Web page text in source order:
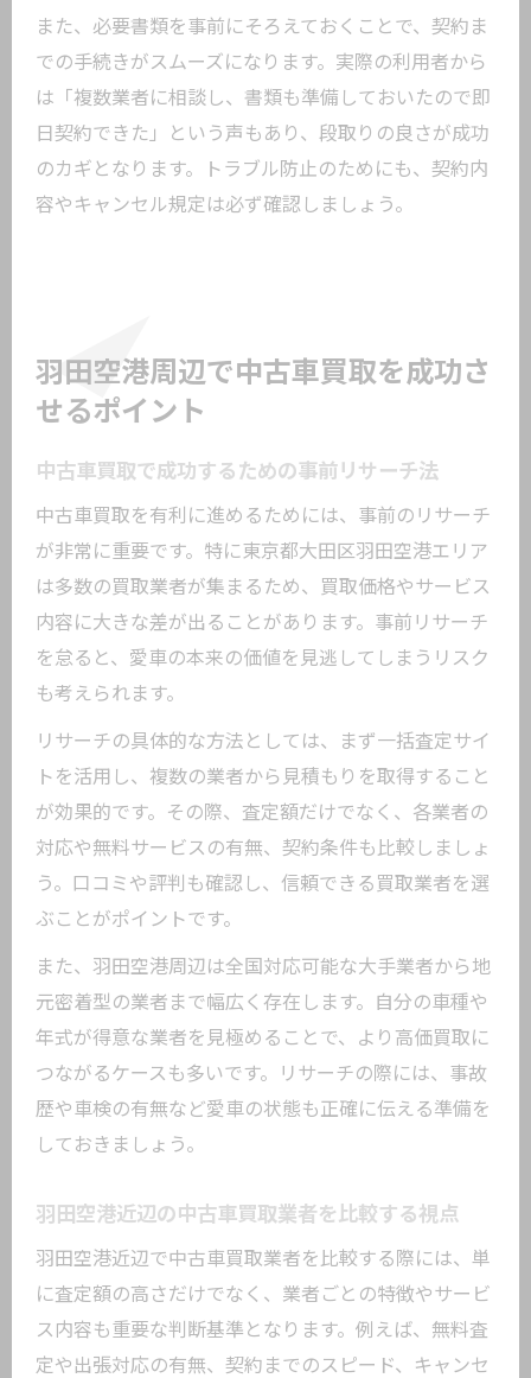
また、必要書類を事前にそろえておくことで、契約ま
での手続きがスムーズになります。実際の利用者から
は「複数業者に相談し、書類も準備しておいたので即
日契約できた」という声もあり、段取りの良さが成功
のカギとなります。トラブル防止のためにも、契約内
容やキャンセル規定は必ず確認しましょう。
羽田空港周辺で中古車買取を成功さ
せるポイント
中古車買取で成功するための事前リサーチ法
中古車買取を有利に進めるためには、事前のリサーチ
が非常に重要です。特に東京都大田区羽田空港エリア
は多数の買取業者が集まるため、買取価格やサービス
内容に大きな差が出ることがあります。事前リサーチ
を怠ると、愛車の本来の価値を見逃してしまうリスク
も考えられます。
リサーチの具体的な方法としては、まず一括査定サイ
トを活用し、複数の業者から見積もりを取得すること
が効果的です。その際、査定額だけでなく、各業者の
対応や無料サービスの有無、契約条件も比較しましょ
う。口コミや評判も確認し、信頼できる買取業者を選
ぶことがポイントです。
また、羽田空港周辺は全国対応可能な大手業者から地
元密着型の業者まで幅広く存在します。自分の車種や
年式が得意な業者を見極めることで、より高価買取に
つながるケースも多いです。リサーチの際には、事故
歴や車検の有無など愛車の状態も正確に伝える準備を
しておきましょう。
羽田空港近辺の中古車買取業者を比較する視点
羽田空港近辺で中古車買取業者を比較する際には、単
に査定額の高さだけでなく、業者ごとの特徴やサービ
ス内容も重要な判断基準となります。例えば、無料査
定や出張対応の有無、契約までのスピード、キャンセ